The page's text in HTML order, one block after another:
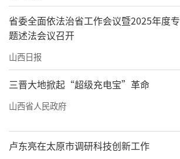
省委全面依法治省工作会议暨2025年度专
题述法会议召开
山西日报
三晋大地掀起“超级充电宝”革命
山西省人民政府
卢东亮在太原市调研科技创新工作